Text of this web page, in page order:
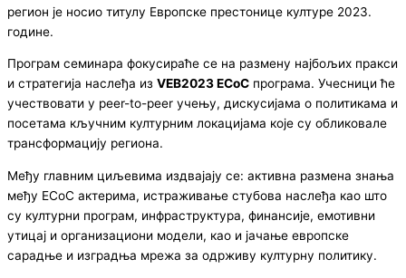
регион је носио титулу Европске престонице културе 2023.
године.
Програм семинара фокусираће се на размену најбољих пракси
и стратегија наслеђа из VEB2023 ECoC програма. Учесници ће
учествовати у peer-to-peer учењу, дискусијама о политикама и
посетама кључним културним локацијама које су обликовале
трансформацију региона.
Међу главним циљевима издвајају се: активна размена знања
међу ECoC актерима, истраживање стубова наслеђа као што
су културни програм, инфраструктура, финансије, емотивни
утицај и организациони модели, као и јачање европске
сарадње и изградња мрежа за одрживу културну политику.